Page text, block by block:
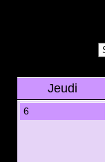
Jeudi
6